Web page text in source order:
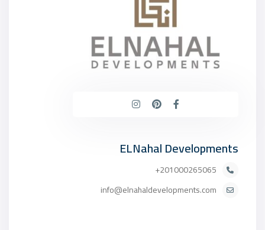
ELNahal Developments
201000265065+
info@elnahaldevelopments.com